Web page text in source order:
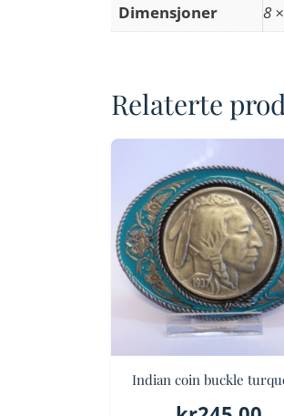
Dimensjoner
8
Relaterte
Indian coin buckle